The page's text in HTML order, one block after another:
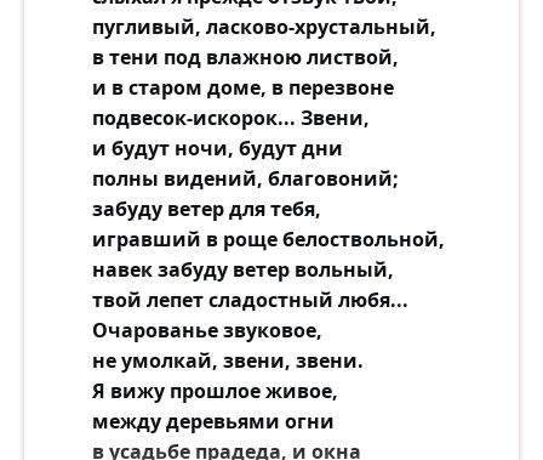
пугливый, ласково-хрустальный,
в тени под влажною листвой,
и в старом доме, в перезвоне
подвесок-искорок... Звени,
и будут ночи, будут дни
полны видений, благовоний;
забуду ветер для тебя,
игравший в роще белоствольной,
навек забуду ветер вольный,
твой лепет сладостный любя...
Очарованье звуковое,
не умолкай, звени, звени.
Я вижу прошлое живое,
между деревьями огни
в усадьбе прадеда, и окна